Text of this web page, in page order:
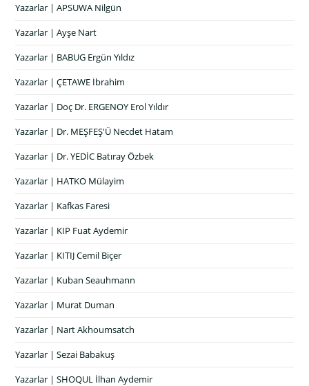
Yazarlar | APSUWA Nilgün
Yazarlar | Ayşe Nart
Yazarlar | BABUG Ergün Yıldız
Yazarlar | ÇETAWE İbrahim
Yazarlar | Doç Dr. ERGENOY Erol Yıldır
Yazarlar | Dr. MEŞFEŞ'Ü Necdet Hatam
Yazarlar | Dr. YEDİC Batıray Özbek
Yazarlar | HATKO Mülayim
Yazarlar | Kafkas Faresi
Yazarlar | KIP Fuat Aydemir
Yazarlar | KITIJ Cemil Biçer
Yazarlar | Kuban Seauhmann
Yazarlar | Murat Duman
Yazarlar | Nart Akhoumsatch
Yazarlar | Sezai Babakuş
Yazarlar | SHOQUL İlhan Aydemir